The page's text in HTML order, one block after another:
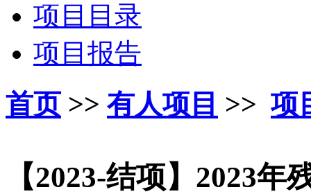
项目目录
项目报告
首页>> 有人项目 >> 项
【2023-结项】2023